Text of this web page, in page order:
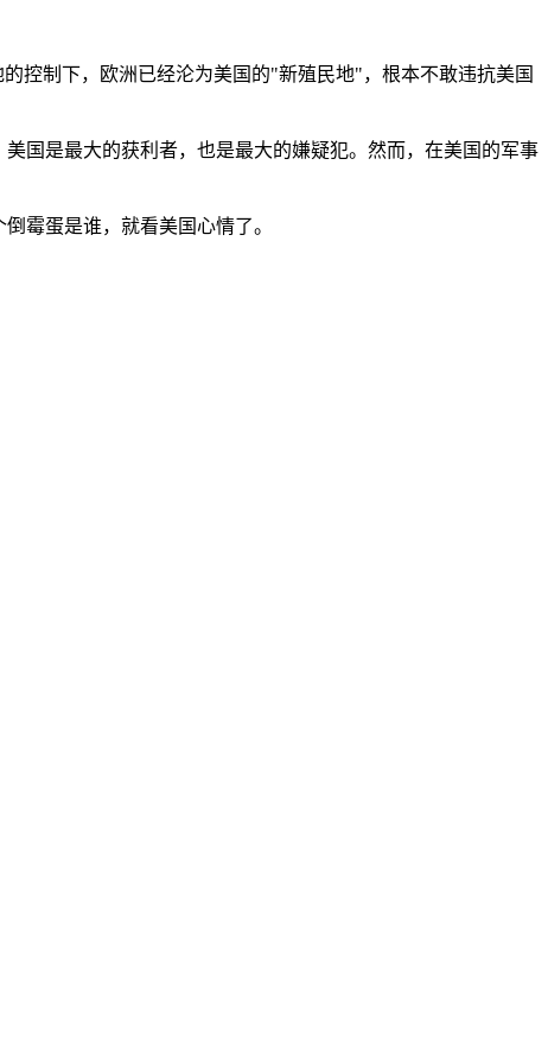
控制下，欧洲已经沦为美国的"新殖民地"，根本不敢违抗美国
国是最大的获利者，也是最大的嫌疑犯。然而，在美国的军事
霉蛋是谁，就看美国心情了。